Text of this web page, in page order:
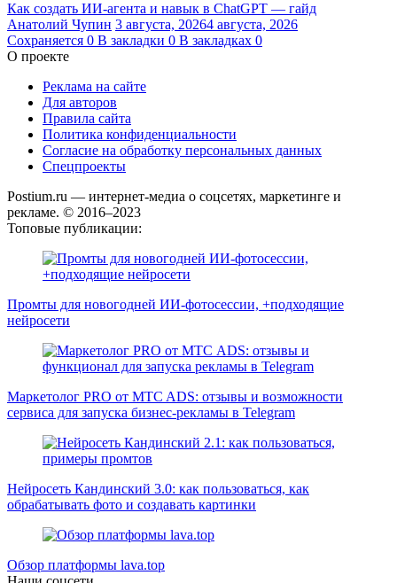
Как создать ИИ-агента и навык в ChatGPT — гайд
Анатолий Чупин 3 августа, 20264 августа, 2026
Сохраняется 0 В закладки 0 В закладках 0
О проекте
Реклама на сайте
Для авторов
Правила сайта
Политика конфиденциальности
Согласие на обработку персональных данных
Спецпроекты
Postium.ru — интернет-медиа о соцсетях, маркетинге и
рекламе. © 2016–2023
Топовые публикации:
Промты для новогодней ИИ-фотосессии, +подходящие
нейросети
Маркетолог PRO от MTC ADS: отзывы и возможности
сервиса для запуска бизнес-рекламы в Telegram
Нейросеть Кандинский 3.0: как пользоваться, как
обрабатывать фото и создавать картинки
Обзор платформы lava.top